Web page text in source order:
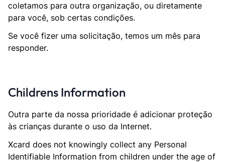
coletamos para outra organização, ou diretamente
para você, sob certas condições.
Se você fizer uma solicitação, temos um mês para
responder.
Childrens Information
Outra parte da nossa prioridade é adicionar proteção
às crianças durante o uso da Internet.
Xcard does not knowingly collect any Personal
Identifiable Information from children under the age of